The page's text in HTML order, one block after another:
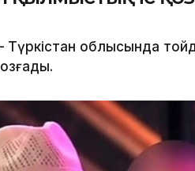
Түркістан облысында